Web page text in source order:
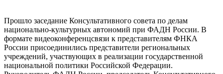
Прошло заседание Консультативного совета по делам
национально-культурных автономий при ФАДН России. В
формате видеоконференцсвязи к представителям ФНКА
России присоединились представители региональных
учреждений, участвующих в реализации государственной
национальной политики Российской Федерации.